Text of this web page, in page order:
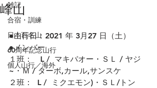
雑記
合宿・訓練
日本百名山
60周年記念山行
個人山行／海外
峰山
●山行日：2021 年 3月27 日（土）
●メンバー
１班：　L /  マキバオー・ＳＬ / ヤジ
~・Ｍ / ターボ,カール,サンスケ
２班：  L /  ミクエモン)・ＳＬ/トン